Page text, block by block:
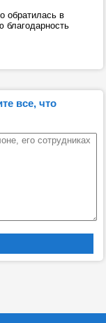
обратилась в
благодарность
все, что